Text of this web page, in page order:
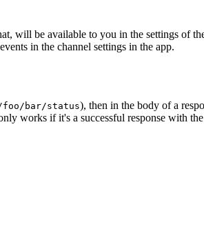
will be available to you in the settings of
in the channel settings in the app.
bar/status), then in the body of a
works if it's a successful response with